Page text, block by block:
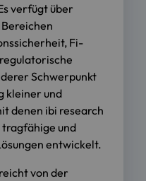
verfügt über
Fi-
Schwerpunkt
kleiner und
denen ibi research
und
entwickelt.
von der